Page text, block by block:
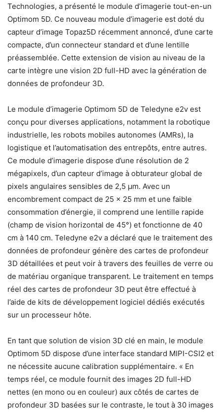
Technologies, a présenté le module d’imagerie tout-en-un
Optimom 5D. Ce nouveau module d’imagerie est doté du
capteur d’image Topaz5D récemment annoncé, d’une carte
compacte, d’un connecteur standard et d’une lentille
préassemblée. Cette extension de vision au niveau de la
carte intègre une vision 2D full-HD avec la génération de
données de profondeur 3D.
Le module d’imagerie Optimom 5D de Teledyne e2v est
conçu pour diverses applications, notamment la robotique
industrielle, les robots mobiles autonomes (AMRs), la
logistique et l’automatisation des entrepôts, entre autres.
Ce module d’imagerie dispose d’une résolution de 2
mégapixels, d’un capteur d’image à obturateur global de
pixels angulaires sensibles de 2,5 µm. Avec un
encombrement compact de 25 x 25 mm et une faible
consommation d’énergie, il comprend une lentille rapide
(champ de vision horizontal de 45°) et fonctionne de 40
cm à 140 cm. Teledyne e2v a déclaré que le traitement des
données de profondeur génère des cartes de profondeur
3D détaillées et peut voir à travers des feuilles de verre ou
de matériau organique transparent. Le traitement en temps
réel des cartes de profondeur 3D peut être effectué à
l’aide de kits de développement logiciel dédiés exécutés
sur un processeur hôte.
En tant que solution de vision 3D clé en main, le module
Optimom 5D dispose d’une interface standard MIPI-CSI2 et
ne nécessite aucune calibration supplémentaire. « En
temps réel, ce module fournit des images 2D full-HD
nettes (en mono ou en couleur) aux côtés de cartes de
profondeur 3D basées sur le contraste, le tout à 30 images